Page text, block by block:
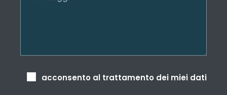
acconsento al trattamento dei miei dati